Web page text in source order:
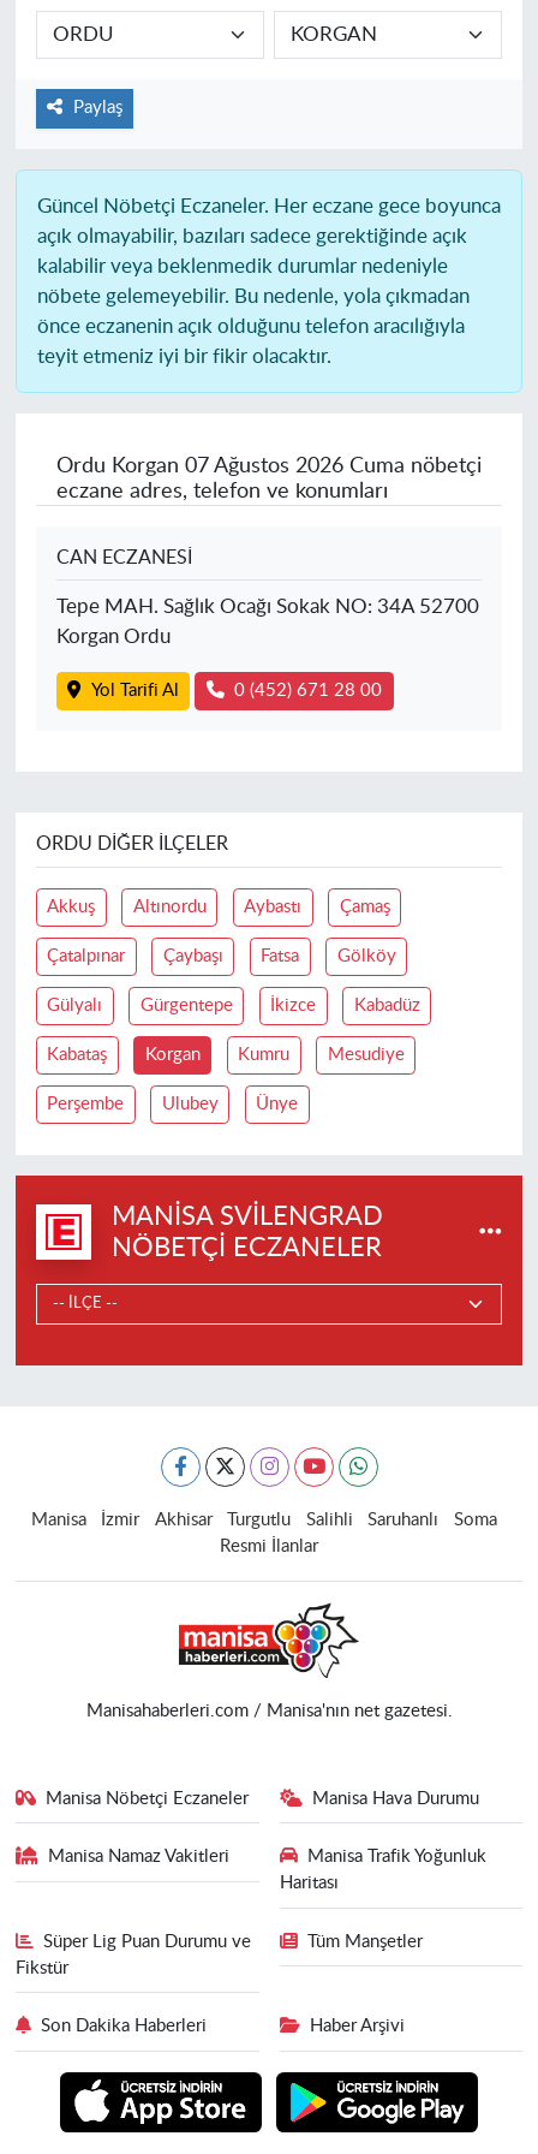
Paylaş
Güncel Nöbetçi Eczaneler. Her eczane gece boyunca
açık olmayabilir, bazıları sadece gerektiğinde açık
kalabilir veya beklenmedik durumlar nedeniyle
nöbete gelemeyebilir. Bu nedenle, yola çıkmadan
önce eczanenin açık olduğunu telefon aracılığıyla
teyit etmeniz iyi bir fikir olacaktır.
Ordu Korgan 07 Ağustos 2026 Cuma nöbetçi
eczane adres, telefon ve konumları
CAN ECZANESİ
Tepe MAH. Sağlık Ocağı Sokak NO: 34A 52700
Korgan Ordu
Yol Tarifi Al 0 (452) 671 28 00
ORDU DIĞER İLÇELER
Akkuş Altınordu Aybastı Çamaş
Çatalpınar Çaybaşı Fatsa Gölköy
Gülyalı Gürgentepe İkizce Kabadüz
Kabataş Korgan Kumru Mesudiye
Perşembe Ulubey Ünye
MANISA SVILENGRAD
NÖBETÇI ECZANELER
Manisa İzmir Akhisar Turgutlu Salihli Saruhanlı
Soma
Resmi İlanlar
Manisahaberleri.com / Manisa'nın net gazetesi.
Manisa Nöbetçi Eczaneler Manisa Hava Durumu
Manisa Namaz Vakitleri
Manisa Trafik Yoğunluk
Haritası
Süper Lig Puan Durumu ve
Fikstür
Tüm Manşetler
Son Dakika Haberleri Haber Arşivi